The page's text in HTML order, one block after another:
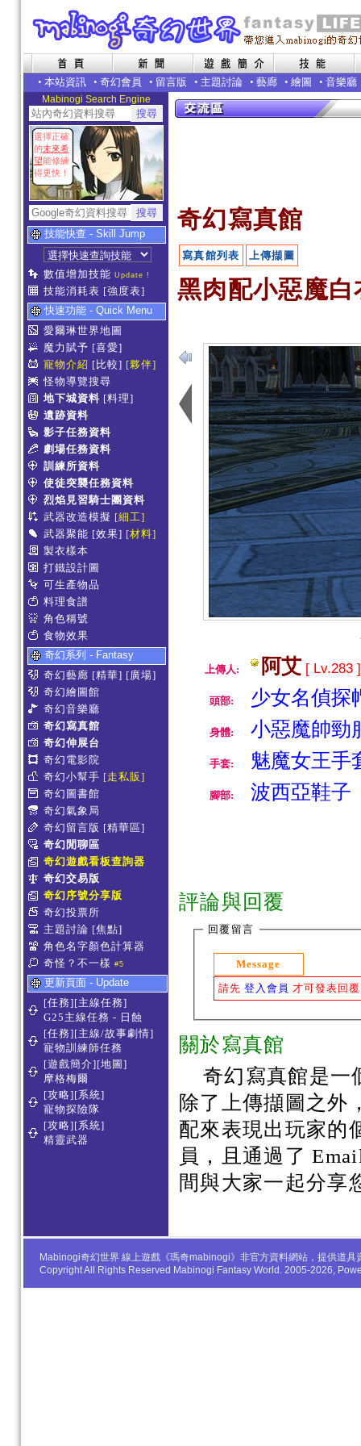
• 本站資訊 • 奇幻會員 • 留言版 • 主題討論 • 藝廊 • 繪圖 • 音樂廳
Mabinogi Search Engine
選擇正確
的未來希
望能修練
得更快！
技能快查 - Skill Jump
數值增加技能 Update !
技能消耗表 [強度表]
快速功能 - Quick Menu
愛爾琳世界地圖
魔力賦予 [喜愛]
寵物介紹 [比較] [夥伴]
怪物導覽搜尋
地下城資料 [料理]
遺跡資料
影子任務資料
劇場任務資料
訓練所資料
使徒突襲任務資料
烈焰見習騎士團資料
武器改造模擬 [細工]
武器聚能 [效果] [材料]
製衣樣本
打鐵設計圖
可生產物品
料理食譜
角色稱號
食物效果
奇幻系列 - Fantasy
奇幻藝廊 [精華] [廣場]
奇幻繪圖館
奇幻音樂廳
奇幻寫真館
奇幻伸展台
奇幻電影院
奇幻小幫手 [走私販]
奇幻圖書館
奇幻氣象局
奇幻留言版 [精華區]
奇幻閒聊區
奇幻遊戲看板查詢器
奇幻交易版
奇幻序號分享版
奇幻投票所
主題討論 [焦點]
角色名字顏色計算器
奇怪？不一樣 #5
更新頁面 - Update
[任務][主線任務]
G25主線任務 - 日蝕
[任務][主線/故事劇情]
寵物訓練師任務
[遊戲簡介][地圖]
摩格梅爾
[攻略][系統]
寵物探險隊
[攻略][系統]
精靈武器
奇幻寫真館
寫真館列表 上傳擷圖
黑肉配小惡魔
上傳人: 阿艾 [ Lv.283
頭部: 少女名偵探
身體: 小惡魔帥勁
手套: 魅魔女王手
腳部: 波西亞鞋子
評論與回覆
回覆留言
Message
請先 登入會員 才可發表回
關於寫真館
奇幻寫真館是一
除了上傳擷圖之外
配來表現出玩家的
員，且通過了
間與大家一起分享
Mabinogi奇幻世界 線上遊戲《瑪奇mabinogi》非官方資料網站，提供道
Copyright All Rights Reserved Mabinogi Fantasy World. 2005-2026,